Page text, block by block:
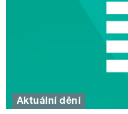
Aktuální dění